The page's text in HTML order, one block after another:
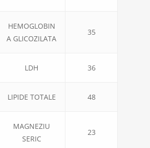
HEMOGLOBIN
A GLICOZILATA
35
LDH 36
LIPIDE TOTALE 48
MAGNEZIU
SERIC
23